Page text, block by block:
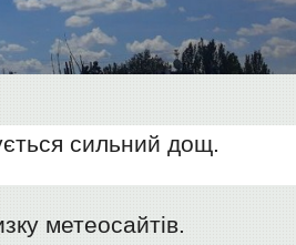
сильний дощ.
метеосайтів.